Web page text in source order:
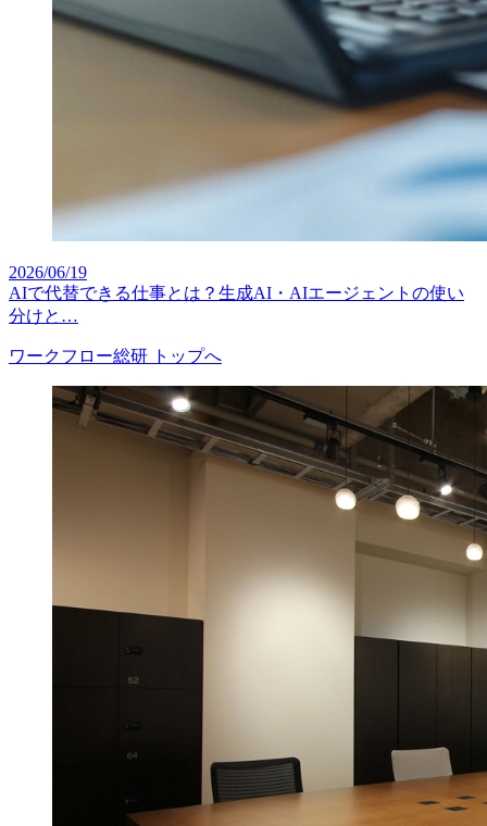
2026/06/19
AIで代替できる仕事とは？生成AI・AIエージェントの使い
分けと…
ワークフロー総研 トップへ